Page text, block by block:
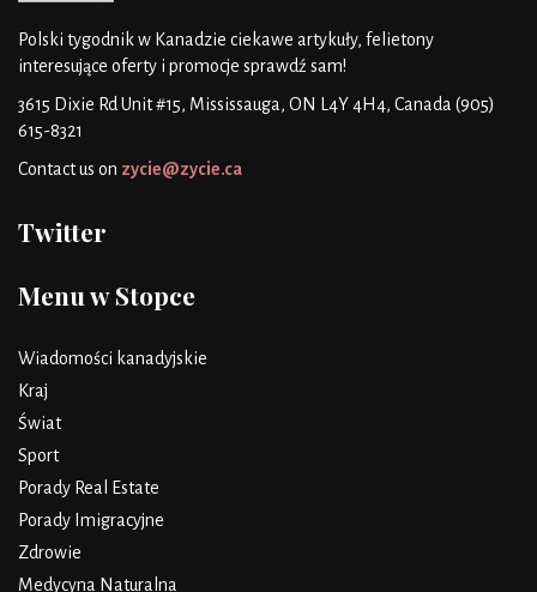
Polski tygodnik w Kanadzie ciekawe artykuły, felietony
interesujące oferty i promocje sprawdź sam!
3615 Dixie Rd Unit #15, Mississauga, ON L4Y 4H4, Canada (905)
615-8321
Contact us on zycie@zycie.ca
Twitter
Menu w Stopce
Wiadomości kanadyjskie
Kraj
Świat
Sport
Porady Real Estate
Porady Imigracyjne
Zdrowie
Medycyna Naturalna